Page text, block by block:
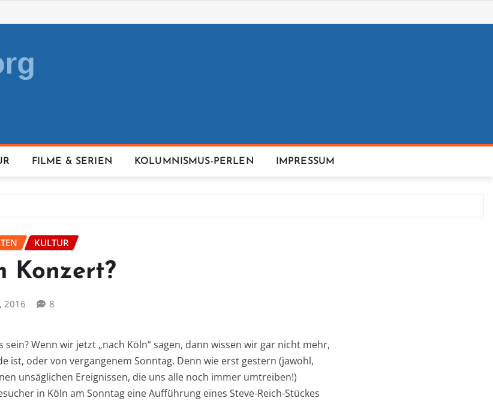
FILME & SERIEN KOLUMNISMUS-PERLEN IMPRESSUM
KULTUR
Konzert?
2016 8
Wenn wir jetzt „nach Köln“ sagen, dann wissen wir gar nicht mehr,
ist, oder von vergangenem Sonntag. Denn wie erst gestern (jawohl,
unsäglichen Ereignissen, die uns alle noch immer umtreiben!)
in Köln am Sonntag eine Aufführung eines Steve-Reich-Stückes